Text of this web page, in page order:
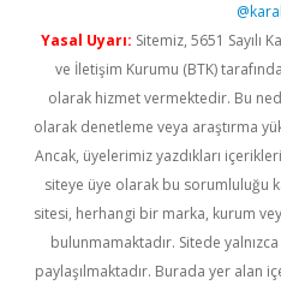
Yasal Uyarı: Sitemiz, 5651 Sayılı
ve İletişim Kurumu (BTK)
olarak hizmet vermektedir. Bu
olarak denetleme veya araştırma
Ancak, üyelerimiz yazdıkları
siteye üye olarak bu sorumluluğu
sitesi, herhangi bir marka, kurum
bulunmamaktadır. Sitede
paylaşılmaktadır. Burada yer alan